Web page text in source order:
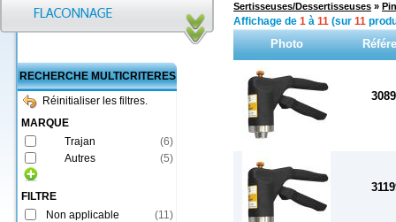
RECHERCHE MULTICRITERES
Réinitialiser les filtres.
MARQUE
Trajan
(6)
Autres
(5)
FILTRE
Non applicable
(11)
Sertisseuses/Dessertisseuses »
Affichage de 1 à 11 (sur 11
Photo